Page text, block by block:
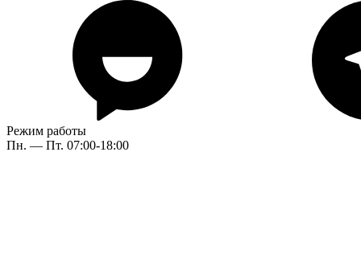
Режим работы
Пн. — Пт. 07:00-18:00